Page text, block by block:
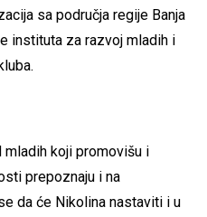
sa područja regije Banja
instituta za razvoj mladih i
koji promovišu i
prepoznaju i na
da će Nikolina nastaviti i u